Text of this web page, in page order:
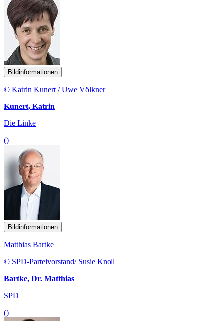
Bildinformationen
© Katrin Kunert / Uwe Völkner
Kunert, Katrin
Die Linke
()
Bildinformationen
Matthias Bartke
© SPD-Parteivorstand/ Susie Knoll
Bartke, Dr. Matthias
SPD
()